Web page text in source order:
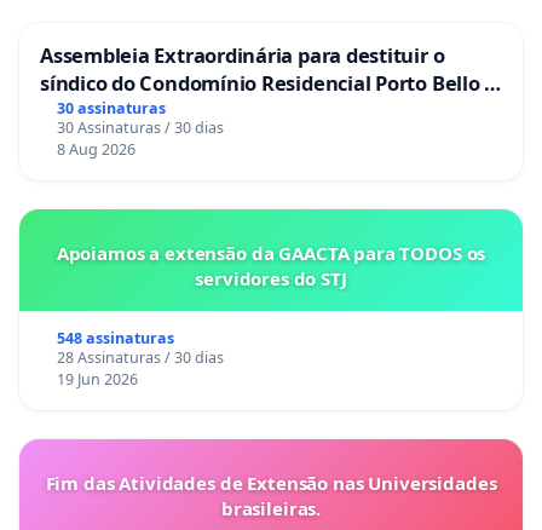
Assembleia Extraordinária para destituir o
síndico do Condomínio Residencial Porto Bello -
La Casa
30 assinaturas
30 Assinaturas / 30 dias
8 Aug 2026
Apoiamos a extensão da GAACTA para TODOS os
servidores do STJ
548 assinaturas
28 Assinaturas / 30 dias
19 Jun 2026
Fim das Atividades de Extensão nas Universidades
brasileiras.